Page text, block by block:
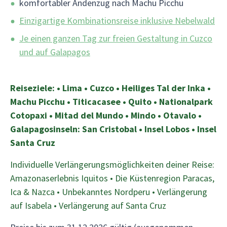
komfortabler Andenzug nach Machu Picchu
Einzigartige Kombinationsreise inklusive Nebelwald
Je einen ganzen Tag zur freien Gestaltung in Cuzco
und auf Galapagos
Reiseziele: • Lima • Cuzco • Heiliges Tal der Inka •
Machu Picchu • Titicacasee • Quito • Nationalpark
Cotopaxi • Mitad del Mundo • Mindo • Otavalo •
Galapagosinseln: San Cristobal • Insel Lobos • Insel
Santa Cruz
Individuelle Verlängerungsmöglichkeiten deiner Reise:
Amazonaserlebnis Iquitos • Die Küstenregion Paracas,
Ica & Nazca • Unbekanntes Nordperu • Verlängerung
auf Isabela • Verlängerung auf Santa Cruz